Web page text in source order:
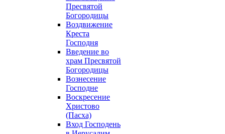
Пресвятой
Богородицы
Воздвижение
Креста
Господня
Введение во
храм Пресвятой
Богородицы
Вознесение
Господне
Воскресение
Христово
(Пасха)
Вход Господень